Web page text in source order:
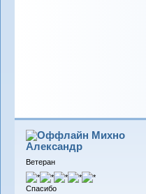
Михно
Александр
Ветеран
Спасибо